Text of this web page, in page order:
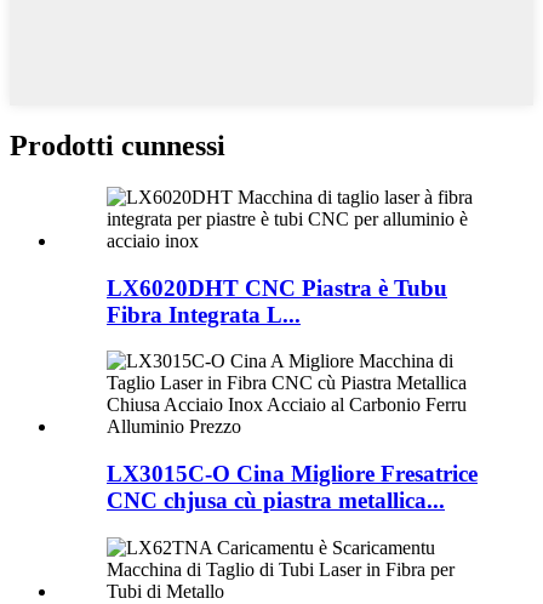
Prodotti cunnessi
LX6020DHT CNC Piastra è Tubu
Fibra Integrata L...
LX3015C-O Cina Migliore Fresatrice
CNC chjusa cù piastra metallica...